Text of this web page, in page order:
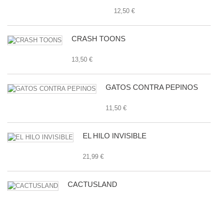
12,50 €
CRASH TOONS
13,50 €
GATOS CONTRA PEPINOS
11,50 €
EL HILO INVISIBLE
21,99 €
CACTUSLAND